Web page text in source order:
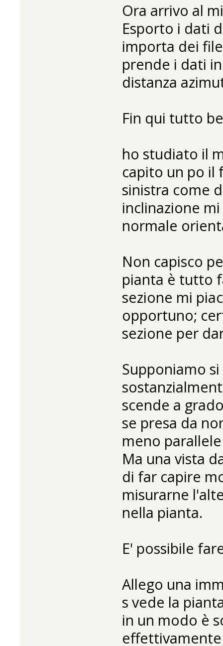
Ora arrivo al
Esporto i dati
importa dei
prende i dati
distanza
Fin qui tutto
ho studiato il
capito un po il
sinistra come
inclinazione
normale
Non capisco
pianta è tutto
sezione mi
opportuno;
sezione per
Supponiamo
scende a
se presa da
meno
Ma una vista
di far capire
misurarne
nella pianta.
E' possibile
Allego una
s vede la
in un modo è
effettivamente